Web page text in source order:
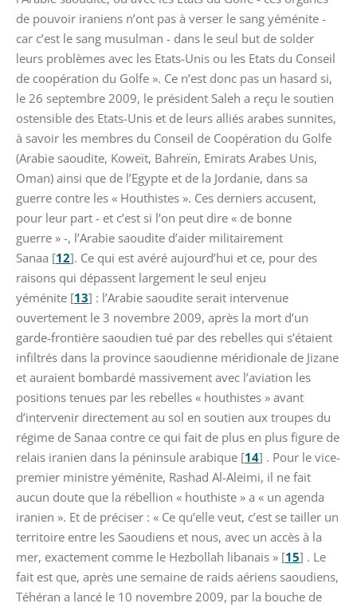
de pouvoir iraniens n’ont pas à verser le sang yéménite -
car c’est le sang musulman - dans le seul but de solder
leurs problèmes avec les Etats-Unis ou les Etats du Conseil
de coopération du Golfe ». Ce n’est donc pas un hasard si,
le 26 septembre 2009, le président Saleh a reçu le soutien
ostensible des Etats-Unis et de leurs alliés arabes sunnites,
à savoir les membres du Conseil de Coopération du Golfe
(Arabie saoudite, Koweït, Bahreïn, Emirats Arabes Unis,
Oman) ainsi que de l’Egypte et de la Jordanie, dans sa
guerre contre les « Houthistes ». Ces derniers accusent,
pour leur part - et c’est si l’on peut dire « de bonne
guerre » -, l’Arabie saoudite d’aider militairement
Sanaa [12]. Ce qui est avéré aujourd’hui et ce, pour des
raisons qui dépassent largement le seul enjeu
yéménite [13] : l’Arabie saoudite serait intervenue
ouvertement le 3 novembre 2009, après la mort d’un
garde-frontière saoudien tué par des rebelles qui s’étaient
infiltrés dans la province saoudienne méridionale de Jizane
et auraient bombardé massivement avec l’aviation les
positions tenues par les rebelles « houthistes » avant
d’intervenir directement au sol en soutien aux troupes du
régime de Sanaa contre ce qui fait de plus en plus figure de
relais iranien dans la péninsule arabique [14] . Pour le vice-
premier ministre yéménite, Rashad Al-Aleimi, il ne fait
aucun doute que la rébellion « houthiste » a « un agenda
iranien ». Et de préciser : « Ce qu’elle veut, c’est se tailler un
territoire entre les Saoudiens et nous, avec un accès à la
mer, exactement comme le Hezbollah libanais » [15] . Le
fait est que, après une semaine de raids aériens saoudiens,
Téhéran a lancé le 10 novembre 2009, par la bouche de